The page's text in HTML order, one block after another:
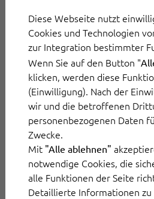
Diese Webseite nutzt
Cookies und Technologien
zur Integration bestimmter
Wenn Sie auf den Button "
klicken, werden diese
(Einwilligung). Nach der
wir und die betroffenen
personenbezogenen Daten
Zwecke.
Mit "Alle ablehnen"
notwendige Cookies, die
alle Funktionen der Seite
Detaillierte Informationen zu
Verschiedene
Eine gute Partnerschaft
Werten und Wachstum
ThinkOwl-Partner
Partnerschaft, die am
Geschäftsausrichtung und
Dabei haben Sie folgende
Auswahl: